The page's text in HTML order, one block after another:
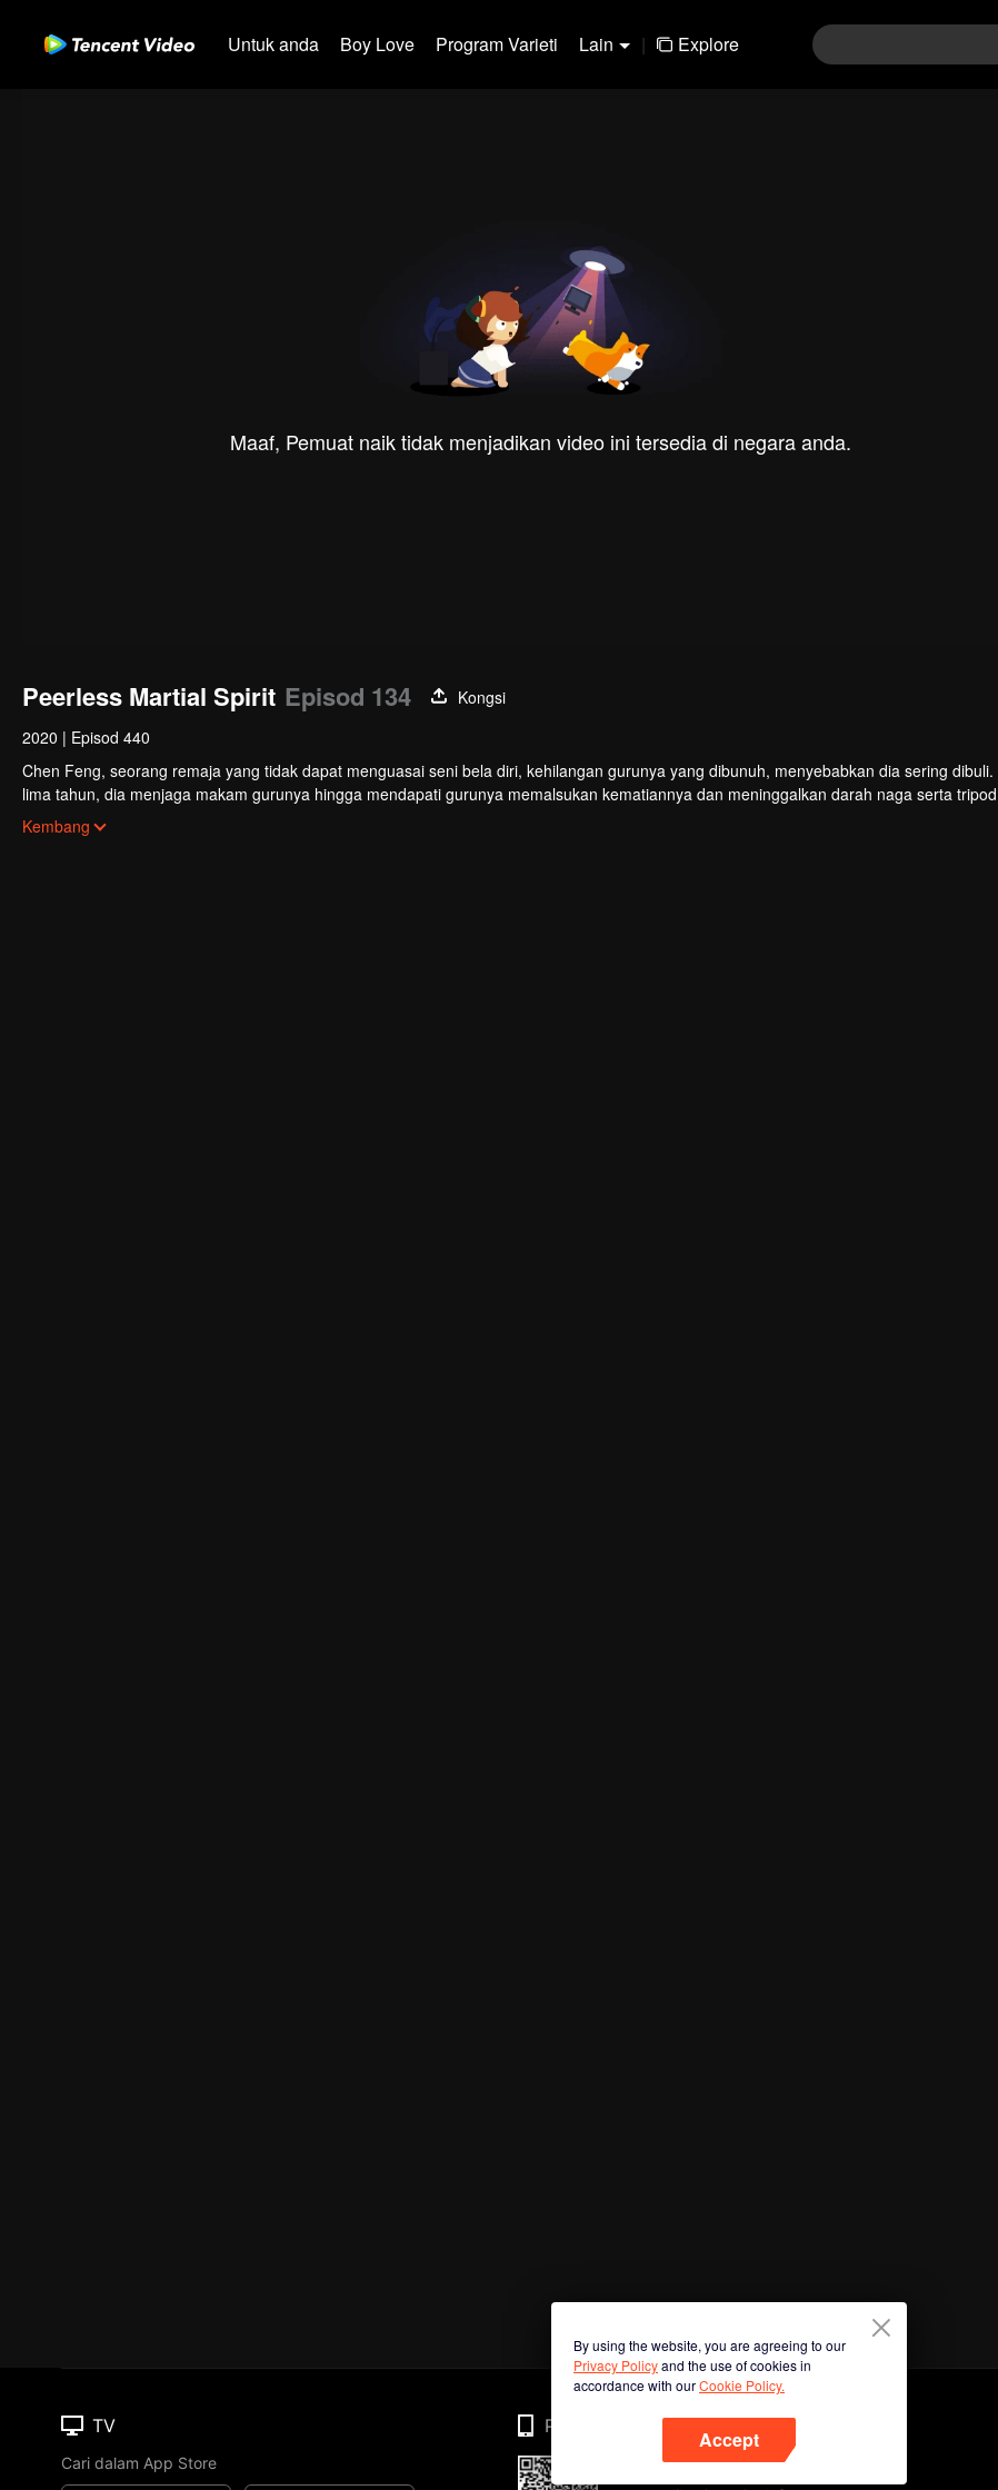
Untuk anda Boy Love Program Varieti Lain | Explore
Maaf, Pemuat naik tidak menjadikan video ini tersedia di negara anda.
Peerless Martial Spirit Episod 134
Kongsi
2020 | Episod 440
Chen Feng, seorang remaja yang tidak dapat menguasai seni bela diri, kehilangan gurunya yang dibunuh, menyebabkan dia sering dibuli.
lima tahun, dia menjaga makam gurunya hingga mendapati gurunya memalsukan kematiannya dan meninggalkan darah naga serta
Chen Feng pun bangkit untuk mencari gurunya dan menjadi kuat.
Kembang
By using the website, you are agreeing to our
Privacy Policyand the use of cookies in
accordance with ourCookie Policy.
Accept
TV
Cari dalam App Store
Phone